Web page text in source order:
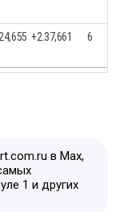
+2.37,661 6
в Max,
1 и других